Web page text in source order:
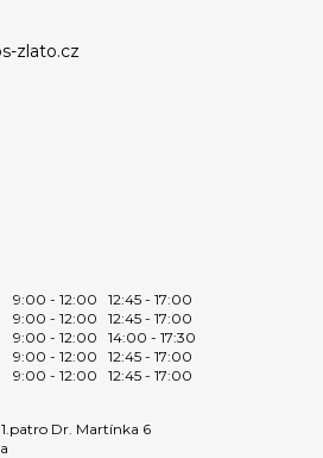
zlato.cz
9:00 - 12:00
12:45 - 17:00
9:00 - 12:00
12:45 - 17:00
9:00 - 12:00
14:00 - 17:30
9:00 - 12:00
12:45 - 17:00
9:00 - 12:00 12:45 - 17:00
Dr. Martínka 6